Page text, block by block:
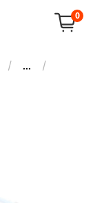
0
...